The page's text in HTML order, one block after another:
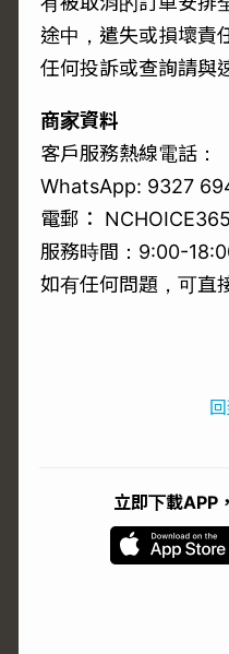
途中，遣失或損壞責
任何投訴或查詢請與
商家資料
客戶服務熱線電話：
WhatsApp: 9327
電郵：
服務時間：9:00-
如有任何問題，可直
立即下載APP